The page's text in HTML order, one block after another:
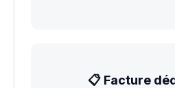
📋 Facture